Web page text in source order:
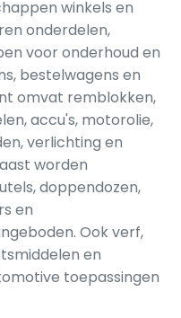
winkels en
onderdelen,
voor onderhoud en
bestelwagens en
omvat remblokken,
accu's, motorolie,
verlichting en
worden
doppendozen,
en
Ook verf,
en
toepassingen